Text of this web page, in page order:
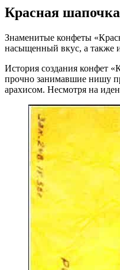
Красная шапочка
Знаменитые конфеты
насыщенный вкус, а также
История создания конфет
прочно занимавшие нишу
арахисом. Несмотря на